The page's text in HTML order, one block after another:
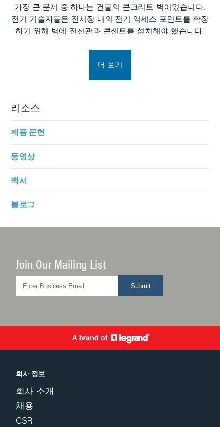
가장 큰 문제 중 하나는 건물의 콘크리트 벽이었습니다.
전기 기술자들은 전시장 내의 전기 액세스 포인트를 확장
하기 위해 벽에 전선관과 콘센트를 설치해야 했습니다.
더 보기
리소스
제품 문헌
동영상
백서
블로그
Join Our Mailing List
Submit
회사 정보
회사 소개
채용
CSR